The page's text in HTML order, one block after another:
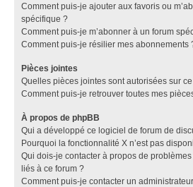
Comment puis-je ajouter aux favoris ou
spécifique ?
Comment puis-je m’abonner à un forum
Comment puis-je résilier mes abonnements
Pièces jointes
Quelles pièces jointes sont autorisées sur
Comment puis-je retrouver toutes mes
À propos de phpBB
Qui a développé ce logiciel de forum de
Pourquoi la fonctionnalité X n’est pas
Qui dois-je contacter à propos de problèmes
liés à ce forum ?
Comment puis-je contacter un